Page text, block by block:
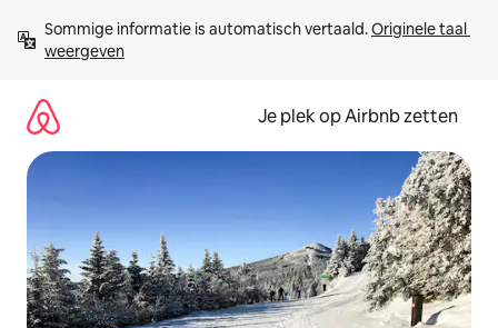
direct
naar
Sommige informatie is automatisch vertaald. Originele taal
weergeven
Je plek op Airbnb zetten